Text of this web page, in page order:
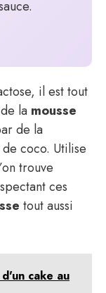
il est tout
de la mousse
de la
coco. Utilise
trouve
ces
tout aussi
cake au